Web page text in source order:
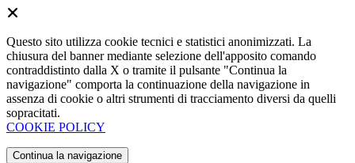
Questo sito utilizza cookie tecnici e statistici anonimizzati. La
chiusura del banner mediante selezione dell'apposito comando
contraddistinto dalla X o tramite il pulsante "Continua la
navigazione" comporta la continuazione della navigazione in
assenza di cookie o altri strumenti di tracciamento diversi da quelli
sopracitati.
COOKIE POLICY
Continua la navigazione